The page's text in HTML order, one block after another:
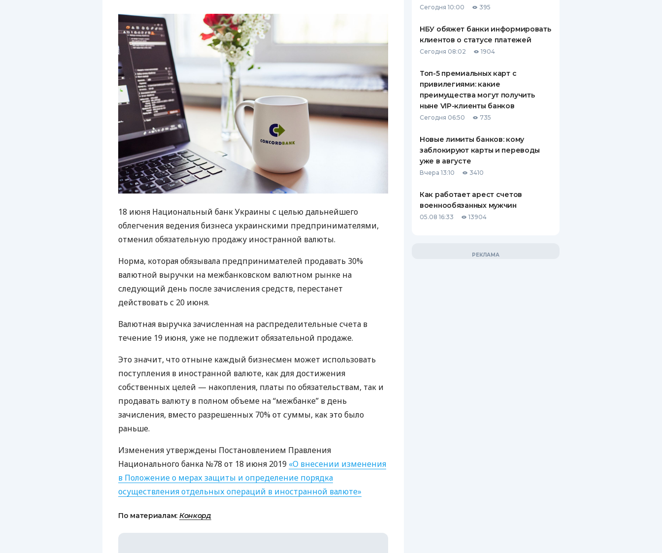
ПУТЕВОДИТЕЛИ ПО
СТРАХОВАНИЮ
ВСЕ СТРАХОВЫЕ ПОЛИСЫ
ОТЗЫВЫ О СТРАХОВЫХ
КОМПАНИЯХ
18 июня Национальный банк Украины с целью дальнейшего
облегчения ведения бизнеса украинскими предпринимателями,
отменил обязательную продажу иностранной валюты.
Норма, которая обязывала предпринимателей продавать 30%
валютной выручки на межбанковском валютном рынке на
следующий день после зачисления средств, перестанет
действовать с 20 июня.
Валютная выручка зачисленная на распределительные счета в
течение 19 июня, уже не подлежит обязательной продаже.
Это значит, что отныне каждый бизнесмен может использовать
поступления в иностранной валюте, как для достижения
собственных целей — накопления, платы по обязательствам, так и
продавать валюту в полном объеме на “межбанке” в день
зачисления, вместо разрешенных 70% от суммы, как это было
раньше.
Изменения утверждены Постановлением Правления
Национального банка №78 от 18 июня 2019 «О внесении изменения
в Положение о мерах защиты и определение порядка
осуществления отдельных операций в иностранной валюте»
По материалам: Конкорд
Сегодня 10:00 395
НБУ обяжет банки информировать
клиентов о статусе платежей
Сегодня 08:02 1904
Топ-5 премиальных карт с
привилегиями: какие
преимущества могут получить
ныне VIP-клиенты банков
Сегодня 06:50 735
Новые лимиты банков: кому
заблокируют карты и переводы
уже в августе
Вчера 13:10 3410
Как работает арест счетов
военнообязанных мужчин
05.08 16:33 13904